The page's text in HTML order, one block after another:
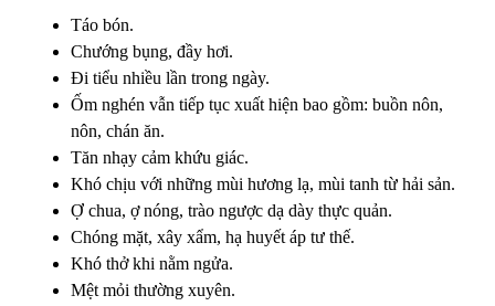
Táo bón.
Chướng bụng, đầy hơi.
Đi tiểu nhiều lần trong ngày.
Ốm nghén vẫn tiếp tục xuất hiện bao gồm: buồn nôn,
nôn, chán ăn.
Tăn nhạy cảm khứu giác.
Khó chịu với những mùi hương lạ, mùi tanh từ hải sản.
Ợ chua, ợ nóng, trào ngược dạ dày thực quản.
Chóng mặt, xây xẩm, hạ huyết áp tư thế.
Khó thở khi nằm ngửa.
Mệt mỏi thường xuyên.